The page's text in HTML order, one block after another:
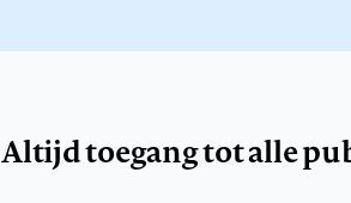
Altijd toegang tot alle